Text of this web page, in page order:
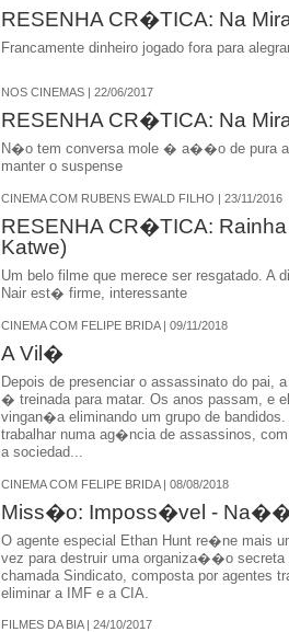
RESENHA CR�TICA: Na
Francamente dinheiro jogado fora para
NOS CINEMAS | 22/06/2017
RESENHA CR�TICA: Na
N�o tem conversa mole � a��o de pura
manter o suspense
CINEMA COM RUBENS EWALD FILHO | 23/11/2016
RESENHA CR�TICA:
Katwe)
Um belo filme que merece ser resgatado. A
Nair est� firme, interessante
CINEMA COM FELIPE BRIDA | 09/11/2018
A Vil�
Depois de presenciar o assassinato do pai,
� treinada para matar. Os anos passam, e
vingan�a eliminando um grupo de
trabalhar numa ag�ncia de assassinos,
a sociedad...
CINEMA COM FELIPE BRIDA | 08/08/2018
Miss�o: Imposs�vel -
O agente especial Ethan Hunt re�ne mais
vez para destruir uma organiza��o secreta
chamada Sindicato, composta por agentes
eliminar a IMF e a CIA.
FILMES DA BIA | 24/10/2017